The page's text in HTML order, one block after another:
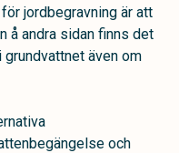
jordbegravning är att
å andra sidan finns det
även om
och